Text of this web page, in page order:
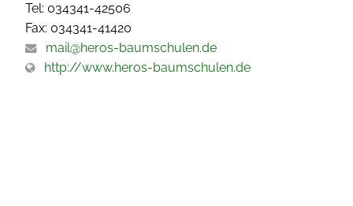
Tel: 034341-42506
Fax: 034341-41420
mail@heros-baumschulen.de
http://www.heros-baumschulen.de